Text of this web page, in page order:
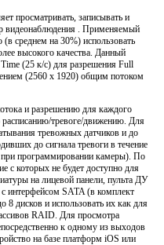
просматривать, записывать и
видеонаблюдения . Применяемый
среднем на 30%) использовать
высокого качества. Данный
Time (25 к/с) для разрешения Full
(2560 x 1920) общим потоком
и разрешению для каждого
тревоге/движению. Для
тревожных датчиков и до
до сигнала тревоги в течение
при программировании камеры). По
с которых не будет доступно для
на лицевой панели, пульта ДУ
интерфейсом SATA (в комплект
дисков и использовать их как для
RAID. Для просмотра
к одному из выходов
на базе платформ iOS или